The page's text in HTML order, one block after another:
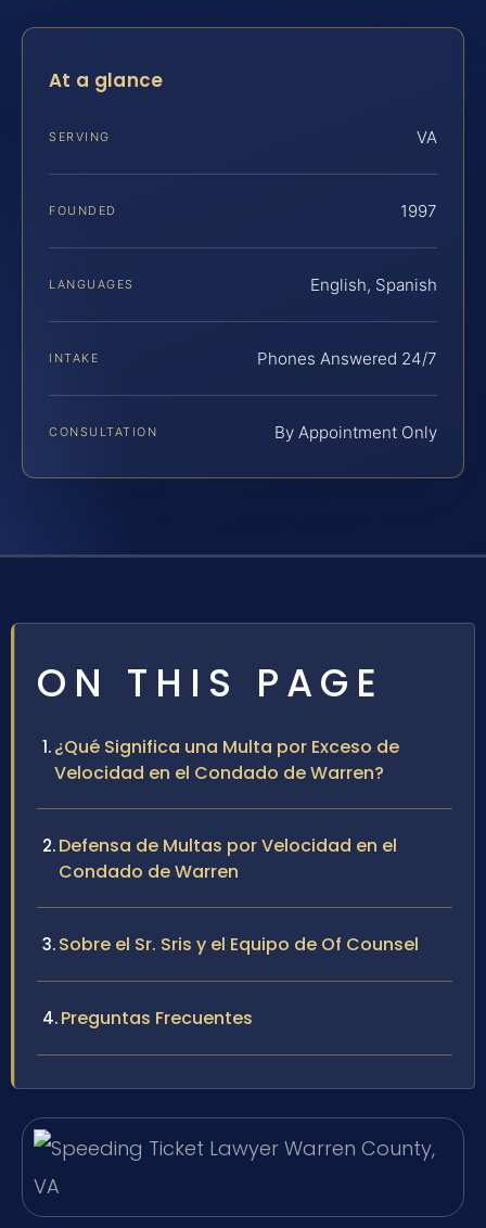
At a glance
SERVING VA
FOUNDED 1997
LANGUAGES English, Spanish
INTAKE Phones Answered 24/7
CONSULTATION By Appointment Only
ON THIS PAGE
¿Qué Significa una Multa por Exceso de
Velocidad en el Condado de Warren?
Defensa de Multas por Velocidad en el
Condado de Warren
Sobre el Sr. Sris y el Equipo de Of Counsel
Preguntas Frecuentes